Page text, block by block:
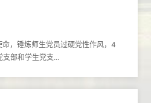
，锤炼师生党员过硬党性作风，4
部和学生党支...